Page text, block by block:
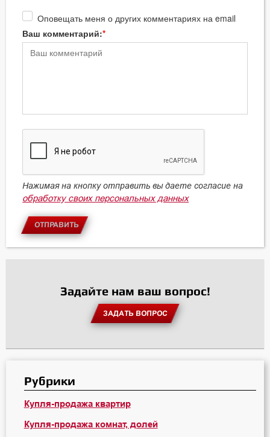
Оповещать меня о других комментариях на email
Ваш комментарий:
Нажимая на кнопку отправить вы даете согласие на
обработку своих персональных данных
ОТПРАВИТЬ
Задайте нам ваш вопрос!
ЗАДАТЬ ВОПРОС
Рубрики
Купля-продажа квартир
Купля-продажа комнат, долей